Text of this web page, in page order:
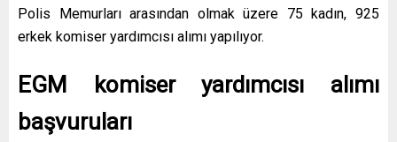
Polis Memurları arasından olmak üzere 75 kadın, 925
erkek komiser yardımcısı alımı yapılıyor.
EGM komiser yardımcısı alımı
başvuruları